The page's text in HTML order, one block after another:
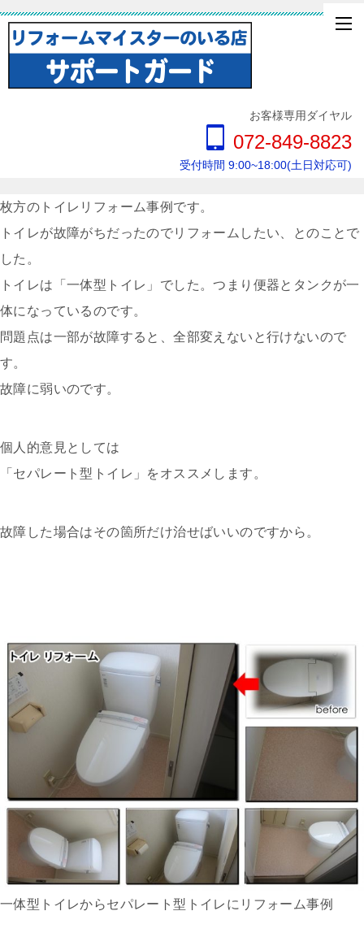
お客様専用ダイヤル
072-849-8823
受付時間 9:00~18:00(土日対応可)
枚方のトイレリフォーム事例です。
トイレが故障がちだったのでリフォームしたい、とのことで
した。
トイレは「一体型トイレ」でした。つまり便器とタンクが一
体になっているのです。
問題点は一部が故障すると、全部変えないと行けないので
す。
故障に弱いのです。
個人的意見としては
「セパレート型トイレ」をオススメします。
故障した場合はその箇所だけ治せばいいのですから。
一体型トイレからセパレート型トイレにリフォーム事例